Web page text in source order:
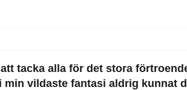
tacka alla för det stora
min vildaste fantasi aldrig kunnat